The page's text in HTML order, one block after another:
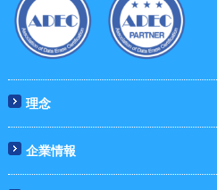
理念
企業情報